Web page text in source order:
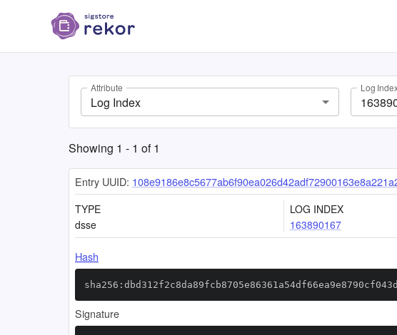
Attribute
Log Index
Log
Showing 1 - 1 of1
Entry UUID:
TYPE
dsse
LOG INDEX
163890167
Hash
Signature